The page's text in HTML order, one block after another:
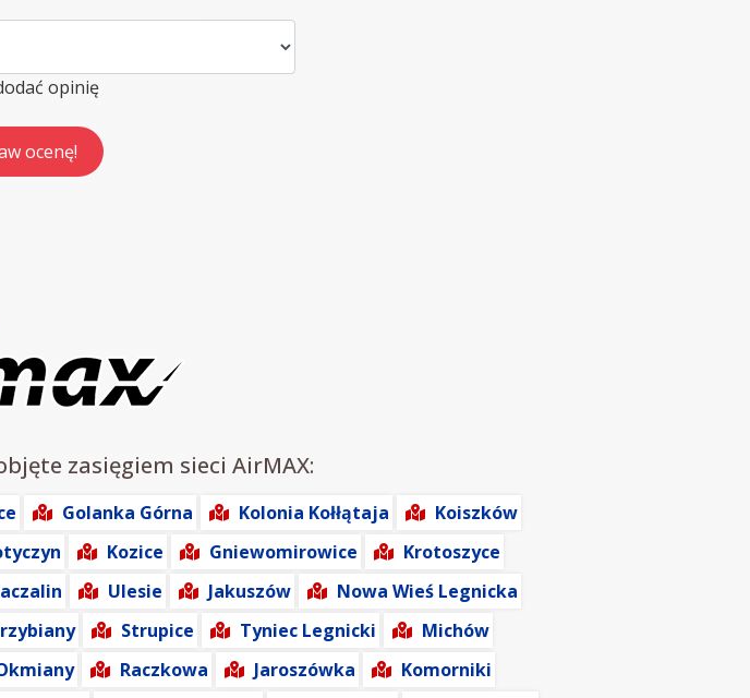
opinię
zasięgiem sieci AirMAX:
Golanka Górna Kolonia Kołłątaja
Koiszków
Kozice Gniewomirowice
Krotoszyce
Ulesie Jakuszów
Nowa Wieś Legnicka
Strupice Tyniec Legnicki
Michów
Raczkowa Jaroszówka
Komorniki